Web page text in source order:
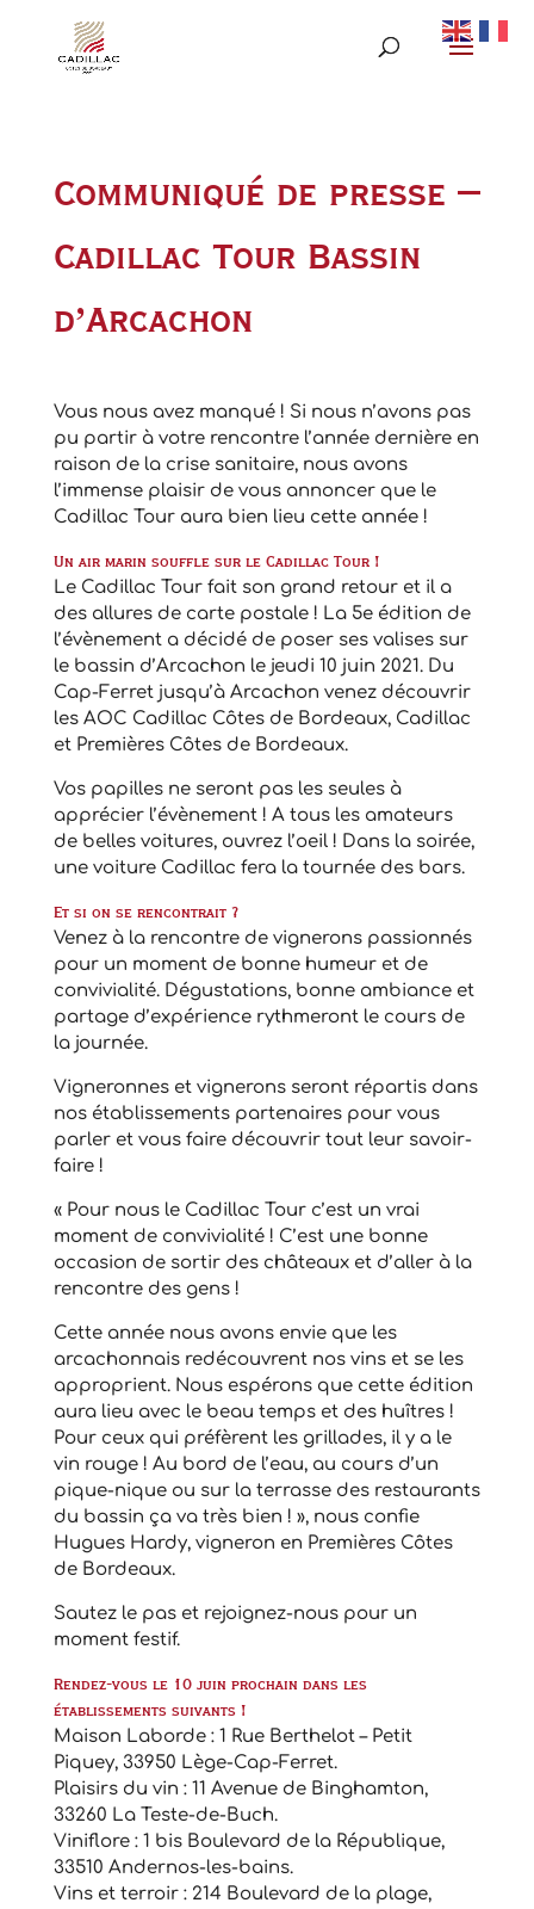
Communiqué de presse –
Cadillac Tour Bassin
d’Arcachon
Vous nous avez manqué ! Si nous n’avons pas
pu partir à votre rencontre l’année dernière en
raison de la crise sanitaire, nous avons
l’immense plaisir de vous annoncer que le
Cadillac Tour aura bien lieu cette année !
Un air marin souffle sur le Cadillac Tour !
Le Cadillac Tour fait son grand retour et il a
des allures de carte postale ! La 5e édition de
l’évènement a décidé de poser ses valises sur
le bassin d’Arcachon le jeudi 10 juin 2021. Du
Cap-Ferret jusqu’à Arcachon venez découvrir
les AOC Cadillac Côtes de Bordeaux, Cadillac
et Premières Côtes de Bordeaux.
Vos papilles ne seront pas les seules à
apprécier l’évènement ! A tous les amateurs
de belles voitures, ouvrez l’oeil ! Dans la soirée,
une voiture Cadillac fera la tournée des bars.
Et si on se rencontrait ?
Venez à la rencontre de vignerons passionnés
pour un moment de bonne humeur et de
convivialité. Dégustations, bonne ambiance et
partage d’expérience rythmeront le cours de
la journée.
Vigneronnes et vignerons seront répartis dans
nos établissements partenaires pour vous
parler et vous faire découvrir tout leur savoir-
faire !
« Pour nous le Cadillac Tour c’est un vrai
moment de convivialité ! C’est une bonne
occasion de sortir des châteaux et d’aller à la
rencontre des gens !
Cette année nous avons envie que les
arcachonnais redécouvrent nos vins et se les
approprient. Nous espérons que cette édition
aura lieu avec le beau temps et des huîtres !
Pour ceux qui préfèrent les grillades, il y a le
vin rouge ! Au bord de l’eau, au cours d’un
pique-nique ou sur la terrasse des restaurants
du bassin ça va très bien ! », nous confie
Hugues Hardy, vigneron en Premières Côtes
de Bordeaux.
Sautez le pas et rejoignez-nous pour un
moment festif.
Rendez-vous le 10 juin prochain dans les
établissements suivants !
Maison Laborde : 1 Rue Berthelot – Petit
Piquey, 33950 Lège-Cap-Ferret.
Plaisirs du vin : 11 Avenue de Binghamton,
33260 La Teste-de-Buch.
Viniflore : 1 bis Boulevard de la République,
33510 Andernos-les-bains.
Vins et terroir : 214 Boulevard de la plage,